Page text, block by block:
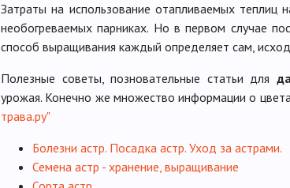
Затраты на использование отапливаемых теплиц
необогреваемых парниках. Но в первом случае
способ выращивания каждый определяет сам,
Полезные советы, позновательные статьи для
урожая. Конечно же множество информации о
трава.ру"
Болезни астр. Посадка астр. Уход за астрами.
Семена астр - хранение, выращивание